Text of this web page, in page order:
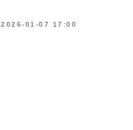
2026-01-07 17:00